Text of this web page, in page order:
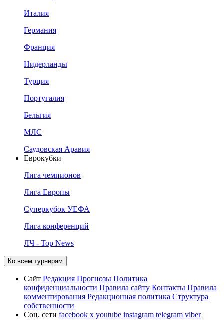
Италия
Германия
Франция
Нидерланды
Турция
Португалия
Бельгия
МЛС
Саудовская Аравия
Еврокубки
Лига чемпионов
Лига Европы
Суперкубок УЕФА
Лига конференций
ЛЧ - Top News
Ко всем турнирам
Сайт Редакция Прогнозы Политика
конфиденциальности Правила сайту Контакты Правила
комментирования Редакционная политика Структура
собственности
Соц. сети facebook x youtube instagram telegram viber